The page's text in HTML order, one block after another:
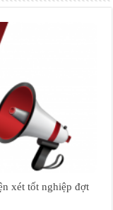
xét tốt nghiệp đợt